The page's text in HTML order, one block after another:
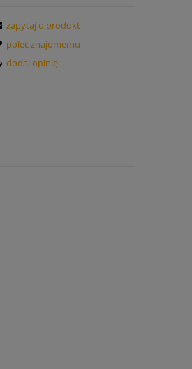
zapytaj o produkt
poleć znajomemu
dodaj opinię